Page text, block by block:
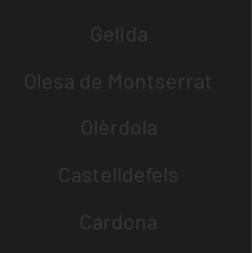
Gelida
Olesa de Montserrat
Olèrdola
Castelldefels
Cardona